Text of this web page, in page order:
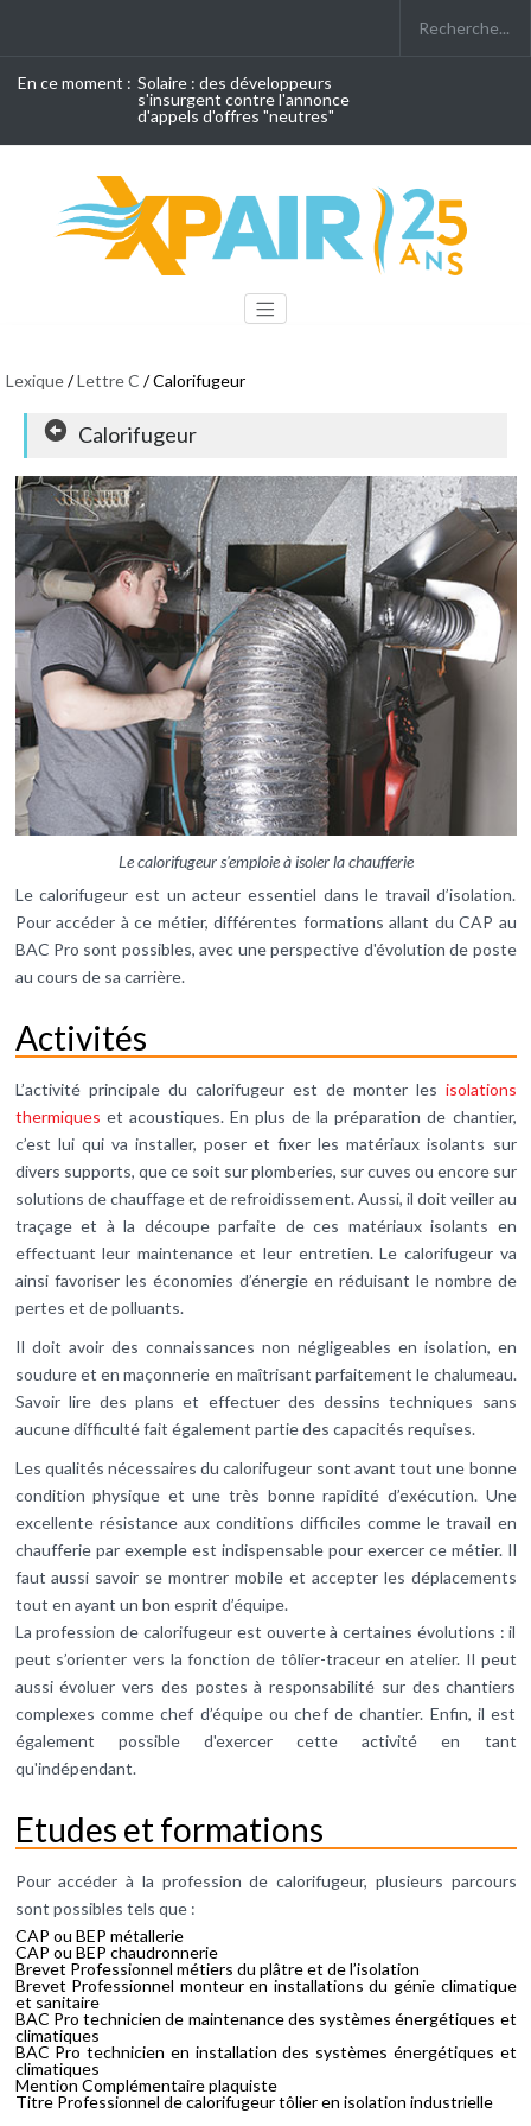
En ce moment : Solaire : des développeurs
s'insurgent contre l'annonce
d'appels d'offres "neutres"
Lexique/Lettre C / Calorifugeur
Calorifugeur
Le calorifugeur s'emploie à isoler la chaufferie
Le calorifugeur est un acteur essentiel dans le travail d’isolation.
Pour accéder à ce métier, différentes formations allant du CAP au
BAC Pro sont possibles, avec une perspective d'évolution de poste
au cours de sa carrière.
Activités
L’activité principale du calorifugeur est de monter les isolations
thermiques et acoustiques. En plus de la préparation de chantier,
c’est lui qui va installer, poser et fixer les matériaux isolants sur
divers supports, que ce soit sur plomberies, sur cuves ou encore sur
solutions de chauffage et de refroidissement. Aussi, il doit veiller au
traçage et à la découpe parfaite de ces matériaux isolants en
effectuant leur maintenance et leur entretien. Le calorifugeur va
ainsi favoriser les économies d’énergie en réduisant le nombre de
pertes et de polluants.
Il doit avoir des connaissances non négligeables en isolation, en
soudure et en maçonnerie en maîtrisant parfaitement le chalumeau.
Savoir lire des plans et effectuer des dessins techniques sans
aucune difficulté fait également partie des capacités requises.
Les qualités nécessaires du calorifugeur sont avant tout une bonne
condition physique et une très bonne rapidité d’exécution. Une
excellente résistance aux conditions difficiles comme le travail en
chaufferie par exemple est indispensable pour exercer ce métier. Il
faut aussi savoir se montrer mobile et accepter les déplacements
tout en ayant un bon esprit d’équipe.
La profession de calorifugeur est ouverte à certaines évolutions : il
peut s’orienter vers la fonction de tôlier-traceur en atelier. Il peut
aussi évoluer vers des postes à responsabilité sur des chantiers
complexes comme chef d’équipe ou chef de chantier. Enfin, il est
également possible d'exercer cette activité en tant
qu'indépendant.
Etudes et formations
Pour accéder à la profession de calorifugeur, plusieurs parcours
sont possibles tels que :
CAP ou BEP métallerie
CAP ou BEP chaudronnerie
Brevet Professionnel métiers du plâtre et de l’isolation
Brevet Professionnel monteur en installations du génie climatique
et sanitaire
BAC Pro technicien de maintenance des systèmes énergétiques et
climatiques
BAC Pro technicien en installation des systèmes énergétiques et
climatiques
Mention Complémentaire plaquiste
Titre Professionnel de calorifugeur tôlier en isolation industrielle